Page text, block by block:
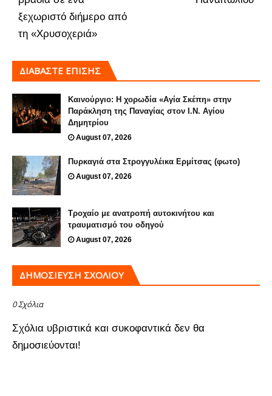
ξεχωριστό διήμερο από
τη «Χρυσοχεριά»
ΔΙΑΒΑΣΤΕ ΕΠΙΣΗΣ
Καινούργιο: Η χορωδία «Αγία Σκέπη» στην
Παράκληση της Παναγίας στον Ι.Ν. Αγίου
Δημητρίου
August 07, 2026
Πυρκαγιά στα Στρογγυλέικα Ερμίτσας (φωτο)
August 07, 2026
Τροχαίο με ανατροπή αυτοκινήτου και
τραυματισμό του οδηγού
August 07, 2026
ΔΗΜΟΣΊΕΥΣΗ ΣΧΟΛΊΟΥ
0 Σχόλια
Σχόλια υβριστικά και συκοφαντικά δεν θα
δημοσιεύονται!